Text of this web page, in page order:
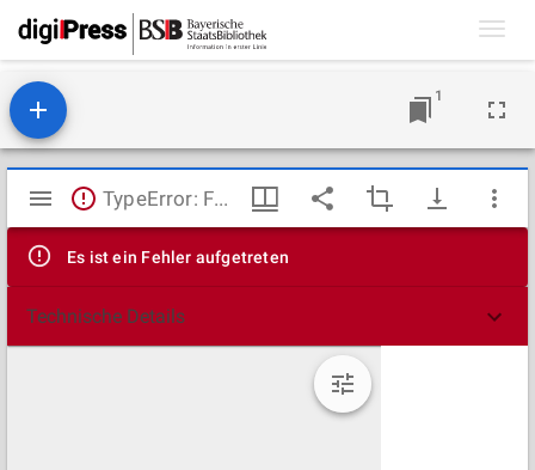
1
Mirador
Viewer
TypeError: Failed to fetch
Es ist ein Fehler aufgetreten
Technische Details